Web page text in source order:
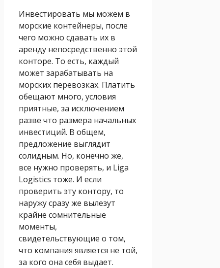
Инвестировать мы можем в
морские контейнеры, после
чего можно сдавать их в
аренду непосредственно этой
конторе. То есть, каждый
может зарабатывать на
морских перевозках. Платить
обещают много, условия
приятные, за исключением
разве что размера начальных
инвестиций. В общем,
предложение выглядит
солидным. Но, конечно же,
все нужно проверять, и Liga
Logistics тоже. И если
проверить эту контору, то
наружу сразу же вылезут
крайне сомнительные
моменты,
свидетельствующие о том,
что компания является не той,
за кого она себя выдает.